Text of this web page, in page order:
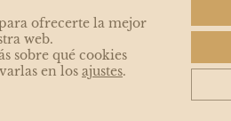
la
ofrecerte la mejor
web.
sobre qué cookies
en los ajustes.